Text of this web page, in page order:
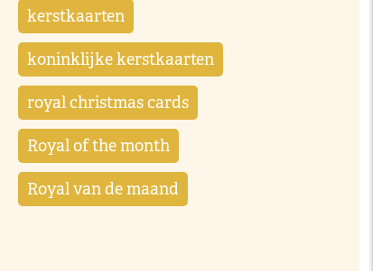
kerstkaarten
koninklijke kerstkaarten
royal christmas cards
Royal of the month
Royal van de maand